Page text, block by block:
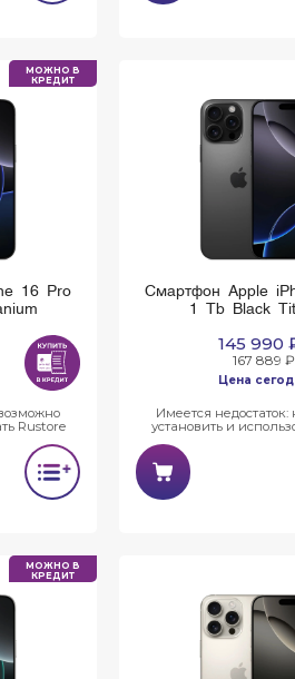
МОЖНО В
КРЕДИТ
16 Pro
Rustore
Смартфон Apple
1 Tb Black
145 990
167 889 ₽
Цена
Имеется
установить и
МОЖНО В
КРЕДИТ